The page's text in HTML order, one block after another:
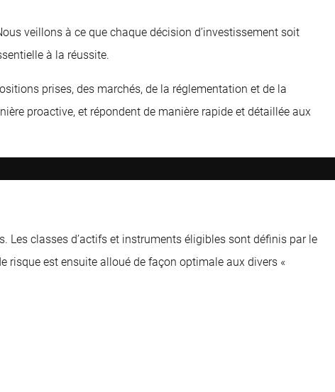
veillons à ce que chaque décision d’investissement soit
à la réussite.
prises, des marchés, de la réglementation et de la
proactive, et répondent de manière rapide et détaillée aux
Les classes d’actifs et instruments éligibles sont définis par le
risque est ensuite alloué de façon optimale aux divers «